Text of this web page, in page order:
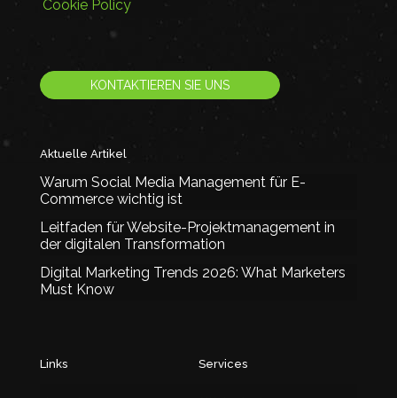
Cookie Policy
KONTAKTIEREN SIE UNS
Aktuelle Artikel
Warum Social Media Management für E-
Commerce wichtig ist
Leitfaden für Website-Projektmanagement in
der digitalen Transformation
Digital Marketing Trends 2026: What Marketers
Must Know
Links Services